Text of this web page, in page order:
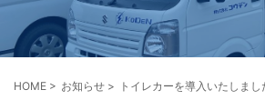
HOME > お知らせ > トイレカーを導入いたしまし